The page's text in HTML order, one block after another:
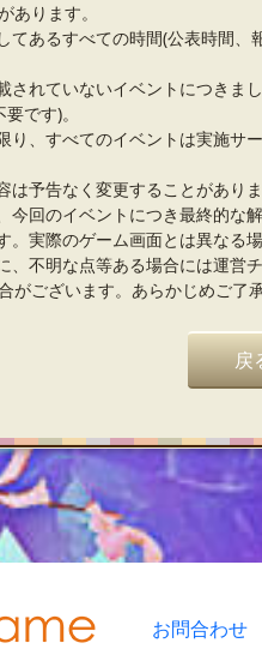
あります。
てあるすべての時間(公表時間
されていないイベントにつきま
です)。
、すべてのイベントは実施サ
予告なく変更することがあり
回のイベントにつき最終的な解
実際のゲーム画面とは異なる場
、不明な点等ある場合には運営
がございます。あらかじめご了
戻
お問合わせ